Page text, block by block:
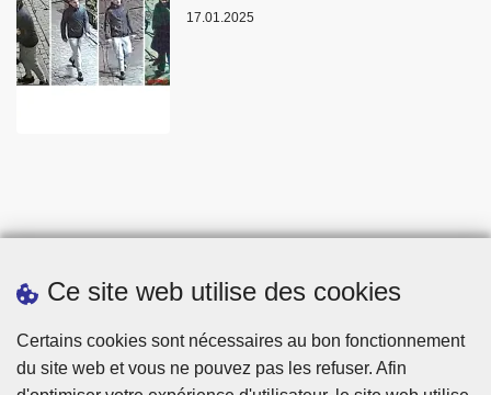
Ce site web utilise des cookies
Certains cookies sont nécessaires au bon fonctionnement
du site web et vous ne pouvez pas les refuser. Afin
17.01.2025
Statistiques